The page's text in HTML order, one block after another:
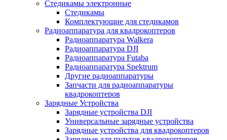
Cтедикамы электронные
Стедикамы
Комплектующие для стедикамов
Радиоаппаратура для квадрокоптеров
Радиоаппаратура Walkera
Радиоаппаратура DJI
Радиоаппаратура Futaba
Радиоаппаратура Spektrum
Другие радиоаппаратуры
Запчасти для радиоаппаратуры
квадрокоптеров
Зарядные Устройства
Зарядные устройства DJI
Универсальные зарядные устройства
Зарядные устройства для квадрокоптеров